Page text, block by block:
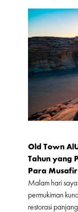
Old Town
Tahun yang
Para
Malam hari
permukiman
restorasi